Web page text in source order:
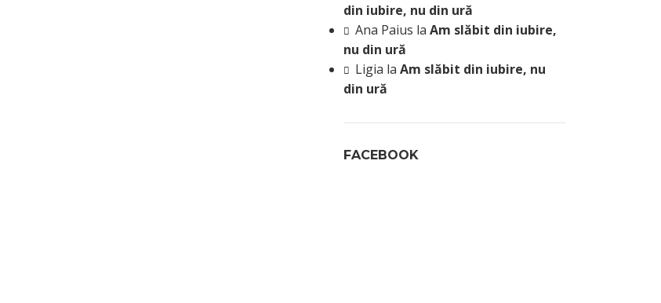
din iubire, nu din ură
Ana Paius la Am slăbit din iubire,
nu din ură
Ligia la Am slăbit din iubire, nu
din ură
FACEBOOK